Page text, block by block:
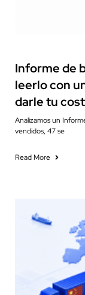
Informe de
leerlo con
darle tu
Analizamos un
vendidos, 47 se
Read More